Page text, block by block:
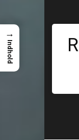
→
Indhold